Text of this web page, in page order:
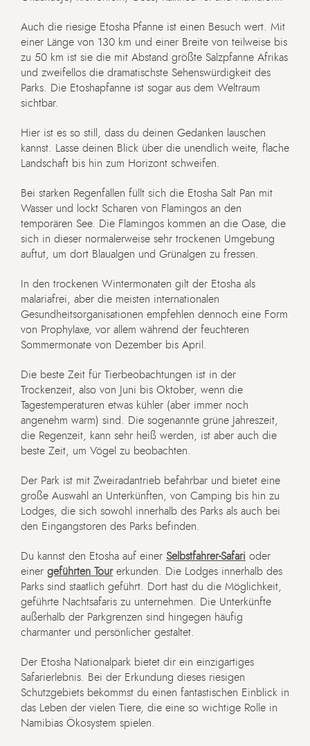
Auch die riesige Etosha Pfanne ist einen Besuch wert. Mit
einer Länge von 130 km und einer Breite von teilweise bis
zu 50 km ist sie die mit Abstand größte Salzpfanne Afrikas
und zweifellos die dramatischste Sehenswürdigkeit des
Parks. Die Etoshapfanne ist sogar aus dem Weltraum
sichtbar.
Hier ist es so still, dass du deinen Gedanken lauschen
kannst. Lasse deinen Blick über die unendlich weite, flache
Landschaft bis hin zum Horizont schweifen.
Bei starken Regenfällen füllt sich die Etosha Salt Pan mit
Wasser und lockt Scharen von Flamingos an den
temporären See. Die Flamingos kommen an die Oase, die
sich in dieser normalerweise sehr trockenen Umgebung
auftut, um dort Blaualgen und Grünalgen zu fressen.
In den trockenen Wintermonaten gilt der Etosha als
malariafrei, aber die meisten internationalen
Gesundheitsorganisationen empfehlen dennoch eine Form
von Prophylaxe, vor allem während der feuchteren
Sommermonate von Dezember bis April.
Die beste Zeit für Tierbeobachtungen ist in der
Trockenzeit, also von Juni bis Oktober, wenn die
Tagestemperaturen etwas kühler (aber immer noch
angenehm warm) sind. Die sogenannte grüne Jahreszeit,
die Regenzeit, kann sehr heiß werden, ist aber auch die
beste Zeit, um Vögel zu beobachten.
Der Park ist mit Zweiradantrieb befahrbar und bietet eine
große Auswahl an Unterkünften, von Camping bis hin zu
Lodges, die sich sowohl innerhalb des Parks als auch bei
den Eingangstoren des Parks befinden.
Du kannst den Etosha auf einer Selbstfahrer-Safari oder
einer geführten Tourerkunden. Die Lodges innerhalb des
Parks sind staatlich geführt. Dort hast du die Möglichkeit,
geführte Nachtsafaris zu unternehmen. Die Unterkünfte
außerhalb der Parkgrenzen sind hingegen häufig
charmanter und persönlicher gestaltet.
Der Etosha Nationalpark bietet dir ein einzigartiges
Safarierlebnis. Bei der Erkundung dieses riesigen
Schutzgebiets bekommst du einen fantastischen Einblick in
das Leben der vielen Tiere, die eine so wichtige Rolle in
Namibias Ökosystem spielen.